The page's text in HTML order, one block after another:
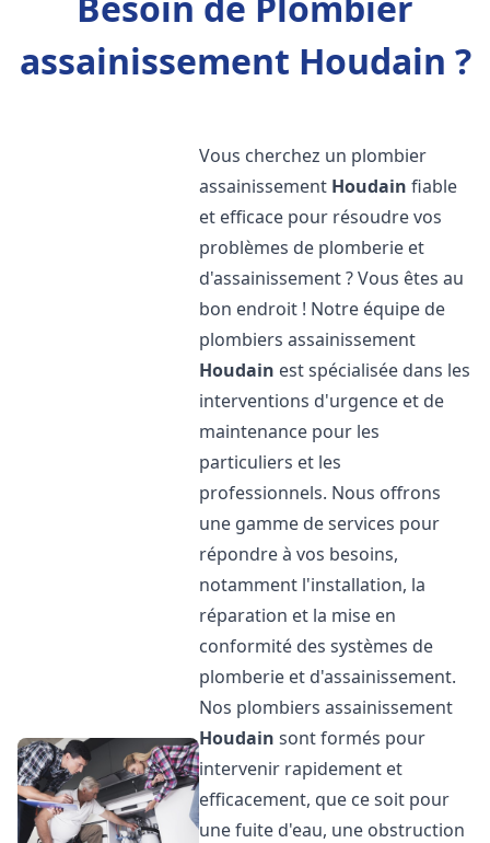
assainissement Houdain ?
Vous cherchez un plombier
assainissement Houdain fiable
et efficace pour résoudre vos
problèmes de plomberie et
d'assainissement ? Vous êtes au
bon endroit ! Notre équipe de
plombiers assainissement
Houdain est spécialisée dans les
interventions d'urgence et de
maintenance pour les
particuliers et les
professionnels. Nous offrons
une gamme de services pour
répondre à vos besoins,
notamment l'installation, la
réparation et la mise en
conformité des systèmes de
plomberie et d'assainissement.
Nos plombiers assainissement
Houdain sont formés pour
intervenir rapidement et
efficacement, que ce soit pour
une fuite d'eau, une obstruction